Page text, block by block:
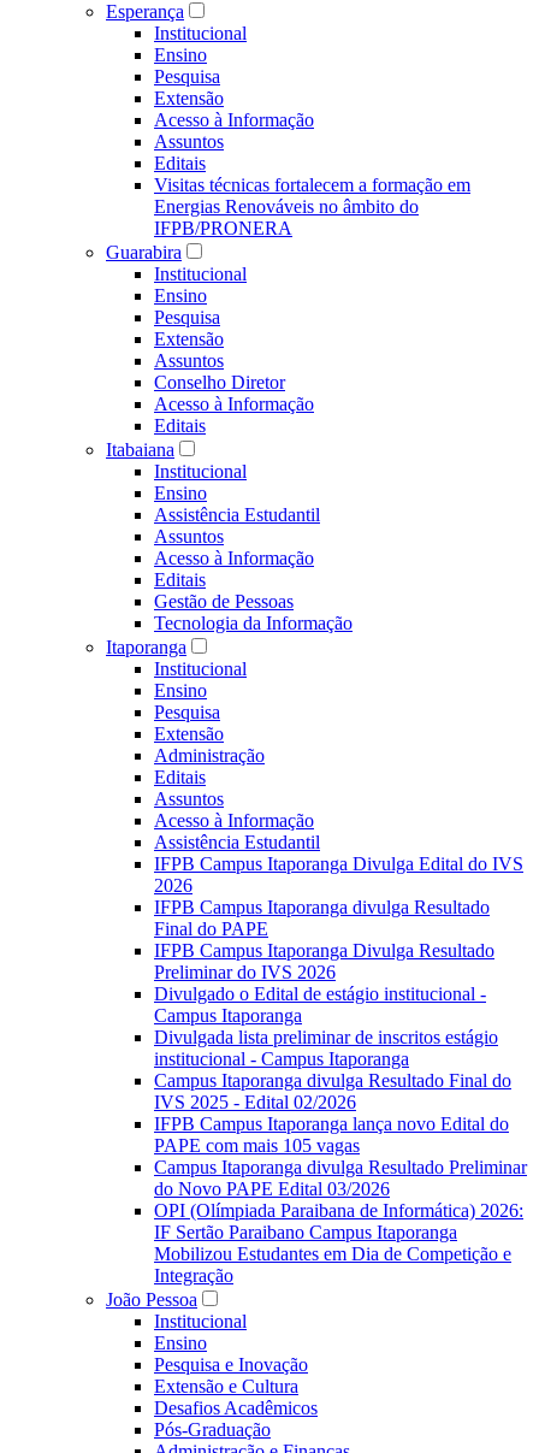
Esperança
Institucional
Ensino
Pesquisa
Extensão
Acesso à Informação
Assuntos
Editais
Visitas técnicas fortalecem a formação em
Energias Renováveis no âmbito do
IFPB/PRONERA
Guarabira
Institucional
Ensino
Pesquisa
Extensão
Assuntos
Conselho Diretor
Acesso à Informação
Editais
Itabaiana
Institucional
Ensino
Assistência Estudantil
Assuntos
Acesso à Informação
Editais
Gestão de Pessoas
Tecnologia da Informação
Itaporanga
Institucional
Ensino
Pesquisa
Extensão
Administração
Editais
Assuntos
Acesso à Informação
Assistência Estudantil
IFPB Campus Itaporanga Divulga Edital do IVS
2026
IFPB Campus Itaporanga divulga Resultado
Final do PAPE
IFPB Campus Itaporanga Divulga Resultado
Preliminar do IVS 2026
Divulgado o Edital de estágio institucional -
Campus Itaporanga
Divulgada lista preliminar de inscritos estágio
institucional - Campus Itaporanga
Campus Itaporanga divulga Resultado Final do
IVS 2025 - Edital 02/2026
IFPB Campus Itaporanga lança novo Edital do
PAPE com mais 105 vagas
Campus Itaporanga divulga Resultado Preliminar
do Novo PAPE Edital 03/2026
OPI (Olímpiada Paraibana de Informática) 2026:
IF Sertão Paraibano Campus Itaporanga
Mobilizou Estudantes em Dia de Competição e
Integração
João Pessoa
Institucional
Ensino
Pesquisa e Inovação
Extensão e Cultura
Desafios Acadêmicos
Pós-Graduação